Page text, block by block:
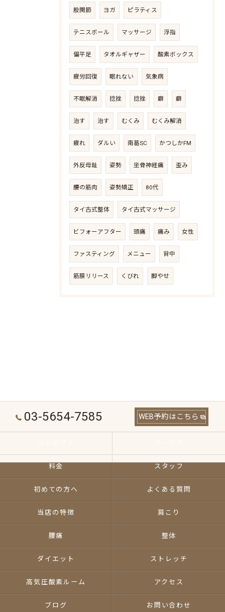
股関節 ヨガ ピラティス
テニスボール マッサージ 浮指
偏平足 タオルギャザー 酸素ボックス
疲労回復 眠れない 気象病
不眠解消 捻挫 捻挫 癖 癖
治す 治す むくみ むくみ解消
疲れ ダルい 南葛SC かつしかFM
外反母趾 姿勢 坐骨神経痛 歪み
腰の筋肉 姿勢矯正 80代
タイ古式整体 タイ古式マッサージ
ビフォーアフター 頭痛 痛み 女性
ファスティング メニュー 背中
筋膜リリース くびれ 脚やせ
03-5654-7585 WEB予約はこちら
料金 スタッフ
初めての方へ よくある質問
当店の特徴 肩こり
腰痛 整体
ダイエット ストレッチ
高気圧酸素ルーム アクセス
ブログ お問い合わせ